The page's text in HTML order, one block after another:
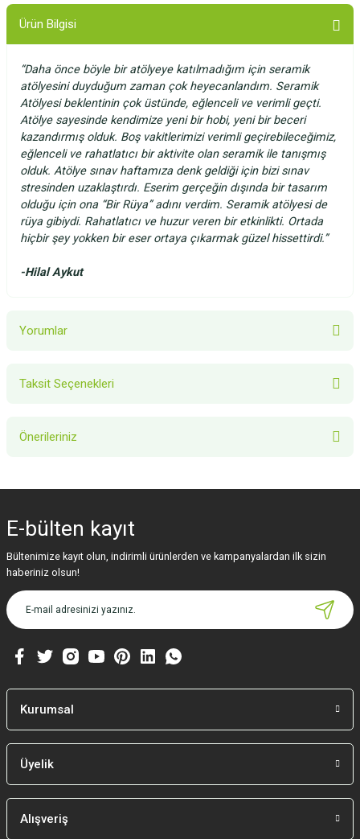
Ürün Bilgisi
“Daha önce böyle bir atölyeye katılmadığım için seramik
atölyesini duyduğum zaman çok heyecanlandım. Seramik
Atölyesi beklentinin çok üstünde, eğlenceli ve verimli geçti.
Atölye sayesinde kendimize yeni bir hobi, yeni bir beceri
kazandırmış olduk. Boş vakitlerimizi verimli geçirebileceğimiz,
eğlenceli ve rahatlatıcı bir aktivite olan seramik ile tanışmış
olduk. Atölye sınav haftamıza denk geldiği için bizi sınav
stresinden uzaklaştırdı. Eserim gerçeğin dışında bir tasarım
olduğu için ona “Bir Rüya” adını verdim. Seramik atölyesi de
rüya gibiydi. Rahatlatıcı ve huzur veren bir etkinlikti. Ortada
hiçbir şey yokken bir eser ortaya çıkarmak güzel hissettirdi.”
-Hilal Aykut
Yorumlar
Taksit Seçenekleri
Önerileriniz
Görüş ve önerileriniz için teşekkür ederiz.
Ürün resmi kalitesiz, bozuk veya görüntülenemiyor.
Ürün açıklamasında eksik bilgiler bulunuyor.
Ürün bilgilerinde hatalar bulunuyor.
Bu ürüne benzer farklı alternatifler olmalı.
E-bülten kayıt
Bültenimize kayıt olun, indirimli ürünlerden ve kampanyalardan ilk sizin
haberiniz olsun!
Kurumsal
Üyelik
Alışveriş